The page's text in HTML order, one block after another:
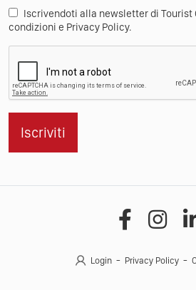
Iscrivendoti alla newsletter di
condizioni e Privacy Policy.
Iscriviti
Login Privacy Policy